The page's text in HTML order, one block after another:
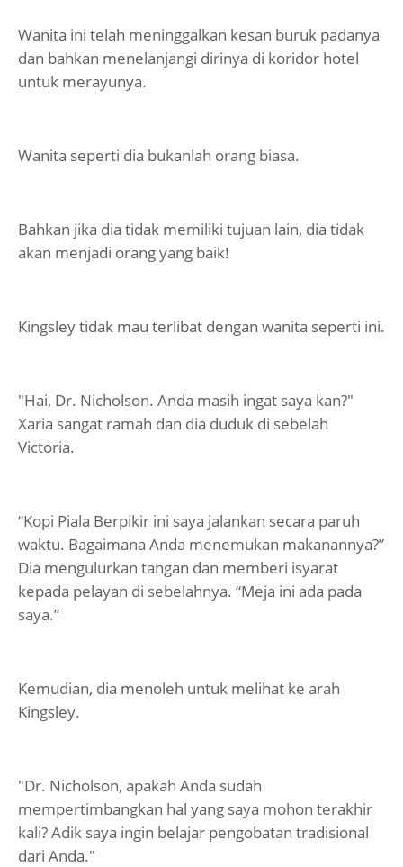
Wanita ini telah meninggalkan kesan buruk padanya
dan bahkan menelanjangi dirinya di koridor hotel
untuk merayunya.
Wanita seperti dia bukanlah orang biasa.
Bahkan jika dia tidak memiliki tujuan lain, dia tidak
akan menjadi orang yang baik!
Kingsley tidak mau terlibat dengan wanita seperti ini.
"Hai, Dr. Nicholson. Anda masih ingat saya kan?"
Xaria sangat ramah dan dia duduk di sebelah
Victoria.
“Kopi Piala Berpikir ini saya jalankan secara paruh
waktu. Bagaimana Anda menemukan makanannya?”
Dia mengulurkan tangan dan memberi isyarat
kepada pelayan di sebelahnya. “Meja ini ada pada
saya.”
Kemudian, dia menoleh untuk melihat ke arah
Kingsley.
"Dr. Nicholson, apakah Anda sudah
mempertimbangkan hal yang saya mohon terakhir
kali? Adik saya ingin belajar pengobatan tradisional
dari Anda."